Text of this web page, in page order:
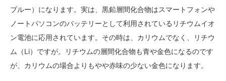
ブルー）になります。実は、黒鉛層間化合物はスマートフォンや
ノートパソコンのバッテリーとして利用されているリチウムイオ
ン電池に応用されています。その時は、カリウムでなく、リチウ
ム（Li）ですが。リチウムの層間化合物も青や金色になるのです
が、カリウムの場合よりもやや赤味の少ない金色になります。